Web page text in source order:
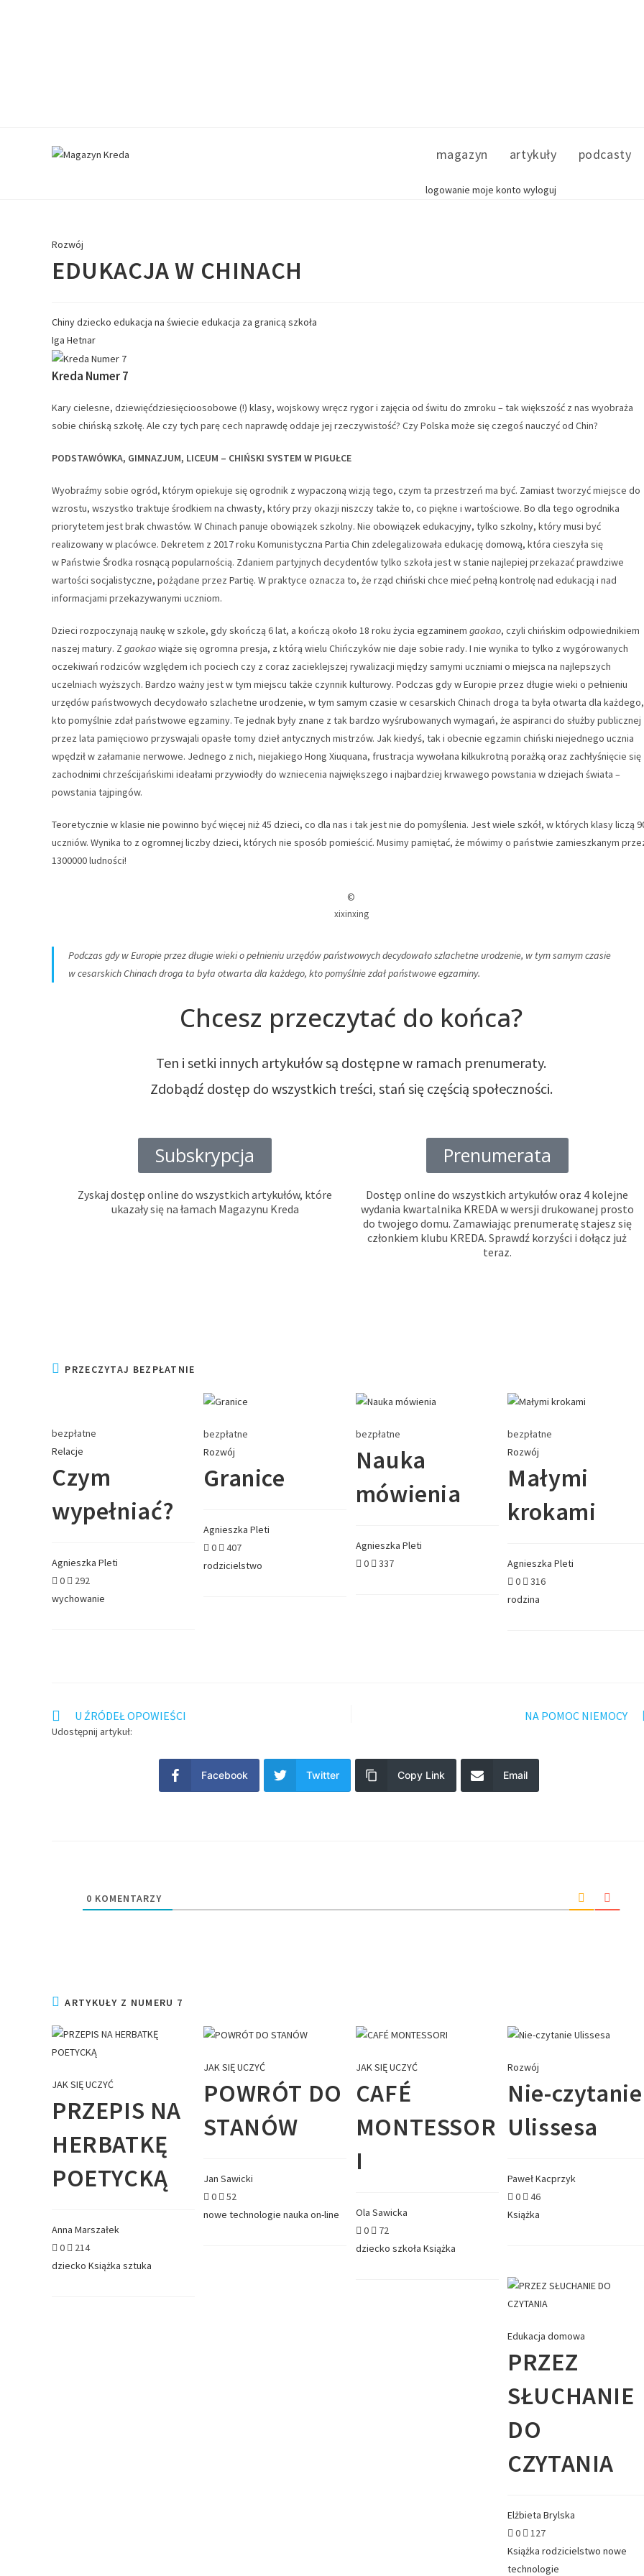
magazyn artykuły podcasty
logowanie moje konto wyloguj
Rozwój
EDUKACJA W CHINACH
Chinydziecko edukacja na świecie edukacja za granicą szkoła
Iga Hetnar
Kreda Numer 7
Kary cielesne, dziewięćdziesięcioosobowe (!) klasy, wojskowy wręcz rygor i zajęcia od świtu do zmroku – tak większość z nas wyobraża
sobie chińską szkołę. Ale czy tych parę cech naprawdę oddaje jej rzeczywistość? Czy Polska może się czegoś nauczyć od Chin?
PODSTAWÓWKA, GIMNAZJUM, LICEUM – CHIŃSKI SYSTEM W PIGUŁCE
Wyobraźmy sobie ogród, którym opiekuje się ogrodnik z wypaczoną wizją tego, czym ta przestrzeń ma być. Zamiast tworzyć miejsce do
wzrostu, wszystko traktuje środkiem na chwasty, który przy okazji niszczy także to, co piękne i wartościowe. Bo dla tego ogrodnika
priorytetem jest brak chwastów. W Chinach panuje obowiązek szkolny. Nie obowiązek edukacyjny, tylko szkolny, który musi być
realizowany w placówce. Dekretem z 2017 roku Komunistyczna Partia Chin zdelegalizowała edukację domową, która cieszyła się
w Państwie Środka rosnącą popularnością. Zdaniem partyjnych decydentów tylko szkoła jest w stanie najlepiej przekazać prawdziwe
wartości socjalistyczne, pożądane przez Partię. W praktyce oznacza to, że rząd chiński chce mieć pełną kontrolę nad edukacją i nad
informacjami przekazywanymi uczniom.
Dzieci rozpoczynają naukę w szkole, gdy skończą 6 lat, a kończą około 18 roku życia egzaminem gaokao, czyli chińskim odpowiednikiem
naszej matury. Z gaokaowiąże się ogromna presja, z którą wielu Chińczyków nie daje sobie rady. I nie wynika to tylko z wygórowanych
oczekiwań rodziców względem ich pociech czy z coraz zacieklejszej rywalizacji między samymi uczniami o miejsca na najlepszych
uczelniach wyższych. Bardzo ważny jest w tym miejscu także czynnik kulturowy. Podczas gdy w Europie przez długie wieki o pełnieniu
urzędów państwowych decydowało szlachetne urodzenie, w tym samym czasie w cesarskich Chinach droga ta była otwarta dla każdego,
kto pomyślnie zdał państwowe egzaminy. Te jednak były znane z tak bardzo wyśrubowanych wymagań, że aspiranci do służby publicznej
przez lata pamięciowo przyswajali opasłe tomy dzieł antycznych mistrzów. Jak kiedyś, tak i obecnie egzamin chiński niejednego ucznia
wpędził w załamanie nerwowe. Jednego z nich, niejakiego Hong Xiuquana, frustracja wywołana kilkukrotną porażką oraz zachłyśnięcie się
zachodnimi chrześcijańskimi ideałami przywiodły do wzniecenia największego i najbardziej krwawego powstania w dziejach świata –
powstania tajpingów.
Teoretycznie w klasie nie powinno być więcej niż 45 dzieci, co dla nas i tak jest nie do pomyślenia. Jest wiele szkół, w których klasy liczą
uczniów. Wynika to z ogromnej liczby dzieci, których nie sposób pomieścić. Musimy pamiętać, że mówimy o państwie zamieszkanym
1300000 ludności!
©
xixinxing
Podczas gdy w Europie przez długie wieki o pełnieniu urzędów państwowych decydowało szlachetne urodzenie, w tym samym czasie
w cesarskich Chinach droga ta była otwarta dla każdego, kto pomyślnie zdał państwowe egzaminy.
Chcesz przeczytać do końca?
Ten i setki innych artykułów są dostępne w ramach prenumeraty.
Zdobądź dostęp do wszystkich treści, stań się częścią społeczności.
Subskrypcja
Zyskaj dostęp online do wszystkich artykułów, które
ukazały się na łamach Magazynu Kreda
Prenumerata
Dostęp online do wszystkich artykułów oraz 4 kolejne
wydania kwartalnika KREDA w wersji drukowanej prosto
do twojego domu. Zamawiając prenumeratę stajesz się
członkiem klubu KREDA. Sprawdź korzyści i dołącz już
teraz.
PRZECZYTAJ BEZPŁATNIE
bezpłatne
Relacje
Czym
wypełniać?
Agnieszka Pleti
0
292
wychowanie
bezpłatne
Rozwój
Granice
Agnieszka Pleti
0
407
rodzicielstwo
bezpłatne
Nauka
mówienia
Agnieszka Pleti
0
337
bezpłatne
Rozwój
Małymi
krokami
Agnieszka Pleti
0
316
rodzina
U ŹRÓDEŁ OPOWIEŚCI NA POMOC NIEMOCY
Udostępnij artykuł:
Facebook Twitter Copy Link Email
0 KOMENTARZY
ARTYKUŁY Z NUMERU 7
JAK SIĘ UCZYĆ
PRZEPIS NA
HERBATKĘ
POETYCKĄ
Anna Marszałek
0
214
dziecko Książka sztuka
JAK SIĘ UCZYĆ
POWRÓT DO
STANÓW
Jan Sawicki
0
52
nowe technologie nauka on-line
JAK SIĘ UCZYĆ
CAFÉ
MONTESSOR
I
Ola Sawicka
0
72
dziecko szkoła Książka
Rozwój
Nie-czytanie
Ulissesa
Paweł Kacprzyk
0
46
Książka
Edukacja domowa
PRZEZ
SŁUCHANIE
DO
CZYTANIA
Elżbieta Brylska
0
127
Książka rodzicielstwo nowe
technologie